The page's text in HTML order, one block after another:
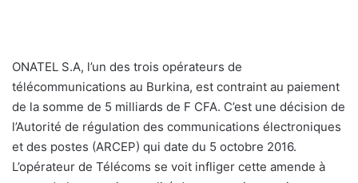
ONATEL S.A, l’un des trois opérateurs de
télécommunications au Burkina, est contraint au paiement
de la somme de 5 milliards de F CFA. C’est une décision de
l’Autorité de régulation des communications électroniques
et des postes (ARCEP) qui date du 5 octobre 2016.
L’opérateur de Télécoms se voit infliger cette amende à